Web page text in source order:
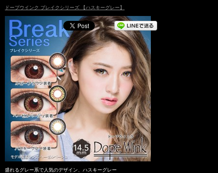
ドープウインク ブレイクシリーズ 【ハスキーグレー】
盛れるグレー系で人気のデザイン、ハスキーグレー